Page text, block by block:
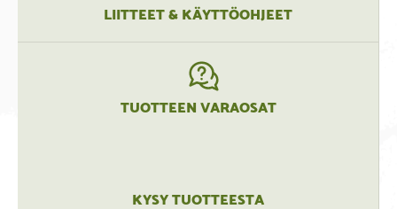
LIITTEET & KÄYTTÖOHJEET
TUOTTEEN VARAOSAT
KYSY TUOTTEESTA